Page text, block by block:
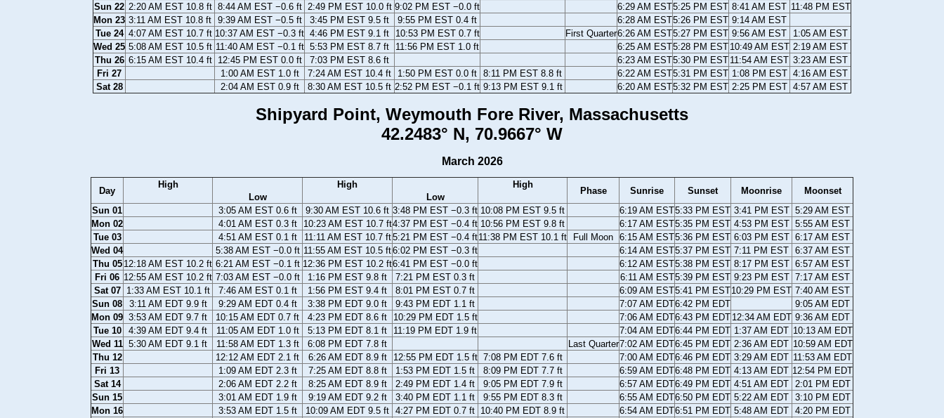
Sun 22 2:20 AM EST 10.8 ft 8:44 AM EST −0.6 ft 2:49 PM EST 10.0 ft 9:02 PM EST −0.0 ft 6:29 AM EST5:25 PM EST 8:41 AM EST 11:48 PM EST
Mon 23 3:11 AM EST 10.8 ft 9:39 AM EST −0.5 ft 3:45 PM EST 9.5 ft 9:55 PM EST 0.4 ft 6:28 AM EST5:26 PM EST 9:14 AM EST
Tue 24 4:07 AM EST 10.7 ft 10:37 AM EST −0.3 ft 4:46 PM EST 9.1 ft 10:53 PM EST 0.7 ft First Quarter6:26 AM EST5:27 PM EST 9:56 AM EST
1:05 AM EST
Wed 25 5:08 AM EST 10.5 ft 11:40 AM EST −0.1 ft 5:53 PM EST 8.7 ft 11:56 PM EST 1.0 ft 6:25 AM EST5:28 PM EST 10:49 AM EST 2:19 AM EST
Thu 26 6:15 AM EST 10.4 ft 12:45 PM EST 0.0 ft 7:03 PM EST 8.6 ft 6:23 AM EST5:30 PM EST 11:54 AM EST 3:23 AM EST
Fri 27
1:00 AM EST 1.0 ft 7:24 AM EST 10.4 ft 1:50 PM EST 0.0 ft 8:11 PM EST 8.8 ft 6:22 AM EST5:31 PM EST 1:08 PM EST 4:16 AM EST
Sat 28
2:04 AM EST 0.9 ft 8:30 AM EST 10.5 ft 2:52 PM EST −0.1 ft 9:13 PM EST 9.1 ft 6:20 AM EST5:32 PM EST 2:25 PM EST 4:57 AM EST
Shipyard Point, Weymouth Fore River, Massachusetts
42.2483° N, 70.9667° W
March 2026
Day
High
Low
High
Low
High
Phase Sunrise Sunset Moonrise
Moonset
Sun 01
3:05 AM EST 0.6 ft 9:30 AM EST 10.6 ft 3:48 PM EST −0.3 ft 10:08 PM EST 9.5 ft 6:19 AM EST5:33 PM EST 3:41 PM EST 5:29 AM EST
Mon 02
4:01 AM EST 0.3 ft 10:23 AM EST 10.7 ft4:37 PM EST −0.4 ft 10:56 PM EST 9.8 ft 6:17 AM EST5:35 PM EST 4:53 PM EST 5:55 AM EST
Tue 03
4:51 AM EST 0.1 ft 11:11 AM EST 10.7 ft5:21 PM EST −0.4 ft11:38 PM EST 10.1 ft Full Moon 6:15 AM EST5:36 PM EST 6:03 PM EST 6:17 AM EST
Wed 04
5:38 AM EST −0.0 ft 11:55 AM EST 10.5 ft6:02 PM EST −0.3 ft 6:14 AM EST5:37 PM EST 7:11 PM EST 6:37 AM EST
Thu 05 12:18 AM EST 10.2 ft 6:21 AM EST −0.1 ft 12:36 PM EST 10.2 ft6:41 PM EST −0.0 ft 6:12 AM EST5:38 PM EST 8:17 PM EST 6:57 AM EST
Fri 06 12:55 AM EST 10.2 ft 7:03 AM EST −0.0 ft 1:16 PM EST 9.8 ft 7:21 PM EST 0.3 ft 6:11 AM EST5:39 PM EST 9:23 PM EST 7:17 AM EST
Sat 07
1:33 AM EST 10.1 ft 7:46 AM EST 0.1 ft 1:56 PM EST 9.4 ft 8:01 PM EST 0.7 ft 6:09 AM EST5:41 PM EST10:29 PM EST 7:40 AM EST
Sun 08
3:11 AM EDT 9.9 ft 9:29 AM EDT 0.4 ft 3:38 PM EDT 9.0 ft 9:43 PM EDT 1.1 ft 7:07 AM EDT6:42 PM EDT
9:05 AM EDT
Mon 09 3:53 AM EDT 9.7 ft 10:15 AM EDT 0.7 ft 4:23 PM EDT 8.6 ft 10:29 PM EDT 1.5 ft 7:06 AM EDT6:43 PM EDT 12:34 AM EDT 9:36 AM EDT
Tue 10
4:39 AM EDT 9.4 ft 11:05 AM EDT 1.0 ft 5:13 PM EDT 8.1 ft 11:19 PM EDT 1.9 ft 7:04 AM EDT6:44 PM EDT 1:37 AM EDT 10:13 AM EDT
Wed 11 5:30 AM EDT 9.1 ft 11:58 AM EDT 1.3 ft 6:08 PM EDT 7.8 ft Last Quarter7:02 AM EDT6:45 PM EDT 2:36 AM EDT 10:59 AM EDT
Thu 12
12:12 AM EDT 2.1 ft 6:26 AM EDT 8.9 ft 12:55 PM EDT 1.5 ft 7:08 PM EDT 7.6 ft 7:00 AM EDT6:46 PM EDT 3:29 AM EDT 11:53 AM EDT
Fri 13
1:09 AM EDT 2.3 ft 7:25 AM EDT 8.8 ft 1:53 PM EDT 1.5 ft 8:09 PM EDT 7.7 ft 6:59 AM EDT6:48 PM EDT 4:13 AM EDT 12:54 PM EDT
Sat 14
2:06 AM EDT 2.2 ft 8:25 AM EDT 8.9 ft 2:49 PM EDT 1.4 ft 9:05 PM EDT 7.9 ft 6:57 AM EDT6:49 PM EDT 4:51 AM EDT 2:01 PM EDT
Sun 15
3:01 AM EDT 1.9 ft 9:19 AM EDT 9.2 ft 3:40 PM EDT 1.1 ft 9:55 PM EDT 8.3 ft 6:55 AM EDT6:50 PM EDT 5:22 AM EDT 3:10 PM EDT
Mon 16
3:53 AM EDT 1.5 ft 10:09 AM EDT 9.5 ft 4:27 PM EDT 0.7 ft 10:40 PM EDT 8.9 ft 6:54 AM EDT6:51 PM EDT 5:48 AM EDT 4:20 PM EDT